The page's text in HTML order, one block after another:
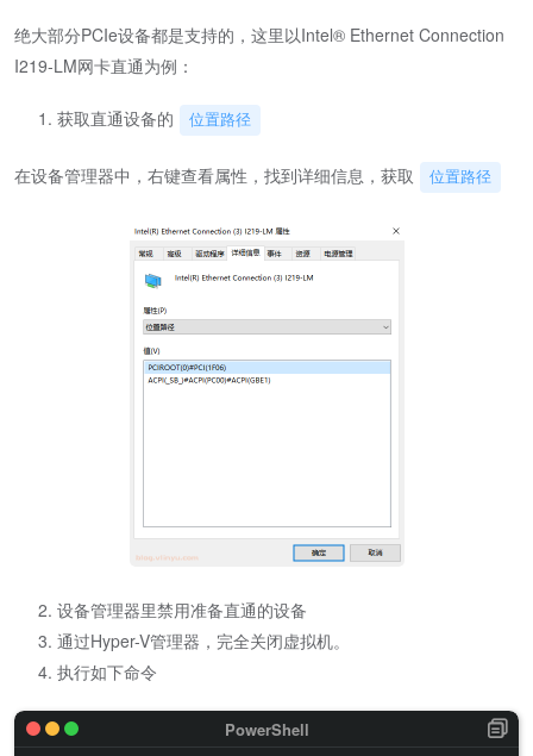
绝大部分PCIe设备都是支持的，这里以Intel® Ethernet Connection
I219-LM网卡直通为例：
获取直通设备的 位置路径
在设备管理器中，右键查看属性，找到详细信息，获取 位置路径
设备管理器里禁用准备直通的设备
通过Hyper-V管理器，完全关闭虚拟机。
执行如下命令